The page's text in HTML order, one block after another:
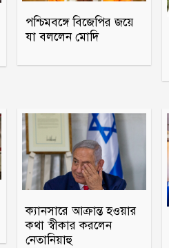
পশ্চিমবঙ্গে বিজেপির জয়ে
যা বললেন মোদি
ক্যানসারে আক্রান্ত হওয়ার
কথা স্বীকার করলেন
নেতানিয়াহু